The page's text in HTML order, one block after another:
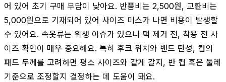
어 있어 초기 구매 부담이 낮아요. 반품비는 2,500원, 교환비는
5,000원으로 기재되어 있어 사이즈 미스가 나면 비용이 발생할
수 있어요. 속옷류는 위생 이슈가 있으니 택 제거 전, 착용 전 사
이즈 확인이 매우 중요해요. 특히 후크 위치와 밴드 탄성, 컵의
패드 두께를 고려하면 평소 사이즈와 같게 갈지, 반 컵 혹은 둘레
기준으로 조정할지 결정하는 데 도움이 돼요.